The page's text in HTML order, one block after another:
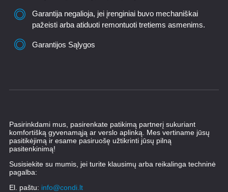
Garantija negalioja, jei įrenginiai buvo mechaniškai
pažeisti arba atiduoti remontuoti tretiems asmenims.
Garantijos Sąlygos
Pasirinkdami mus, pasirenkate patikimą partnerį sukuriant
komfortišką gyvenamąją ar verslo aplinką. Mes vertiname jūsų
pasitikėjimą ir esame pasiruošę užtikrinti jūsų pilną
pasitenkinimą!
Susisiekite su mumis, jei turite klausimų arba reikalinga techninė
pagalba:
El. paštu: info@condi.lt